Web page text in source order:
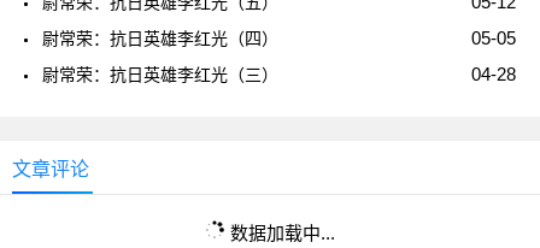
05-05
尉常荣：抗日英雄李红光（四）
04-28
尉常荣：抗日英雄李红光（三）
文章评论
数据加载中...